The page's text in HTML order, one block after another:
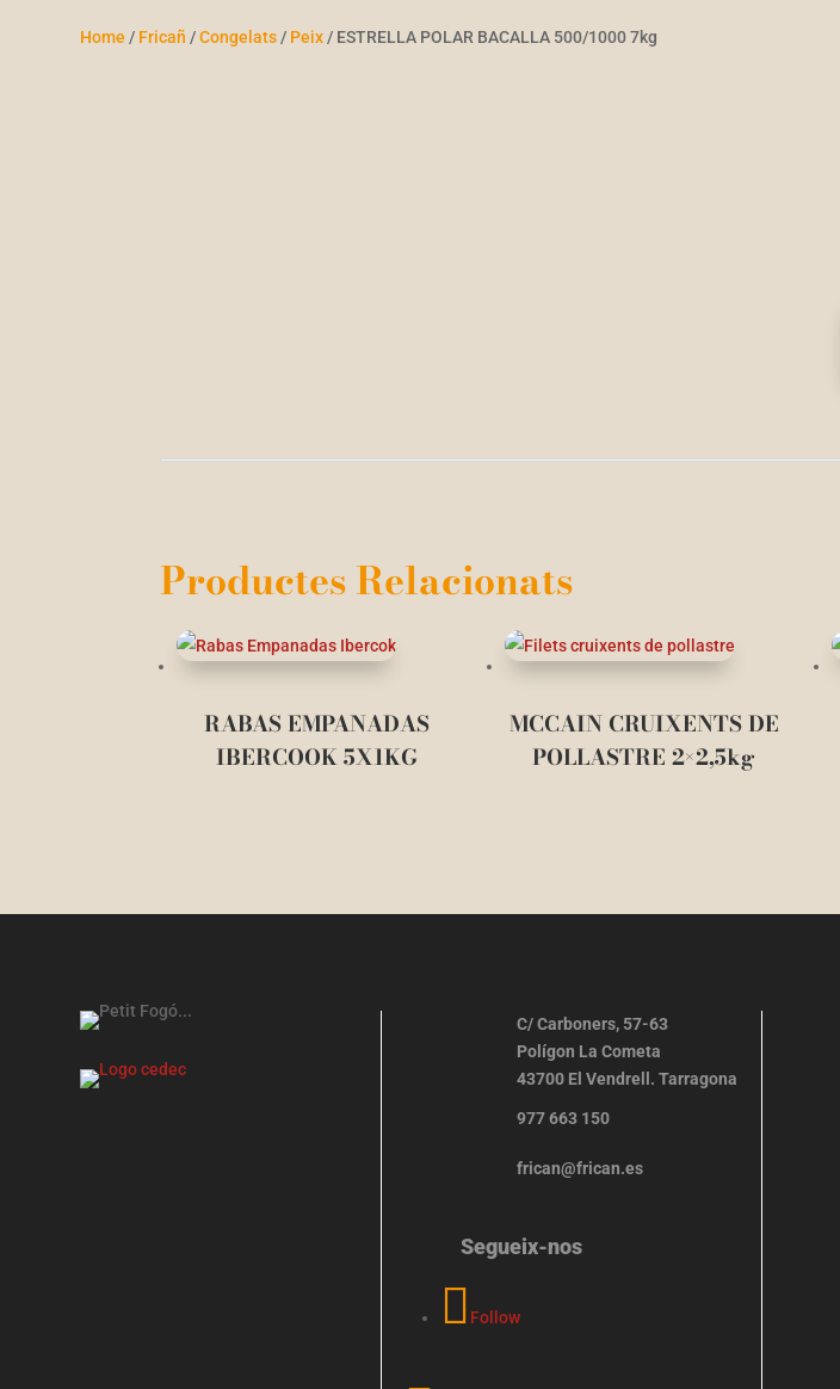
Home / Fricañ /Congelats / Peix / ESTRELLA POLAR BACALLA 500/1000 7kg
Productes Relacionats
RABAS EMPANADAS
IBERCOOK 5X1KG
MCCAIN CRUIXENTS DE
POLLASTRE 2×2,5kg
C/ Carboners, 57-63
Polígon La Cometa
43700 El Vendrell. Tarragona
977 663 150
frican@frican.es
Segueix-nos
Follow